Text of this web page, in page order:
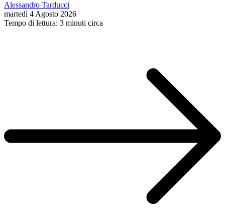
Alessandro Tarducci
martedì 4 Agosto 2026
Tempo di lettura: 3 minuti circa